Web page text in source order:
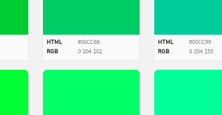
HTML
#00CC66
RGB
0 204 102
HTML
#00CC99
RGB
0 204 153